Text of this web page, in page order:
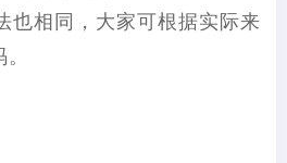
也相同，大家可根据实际来